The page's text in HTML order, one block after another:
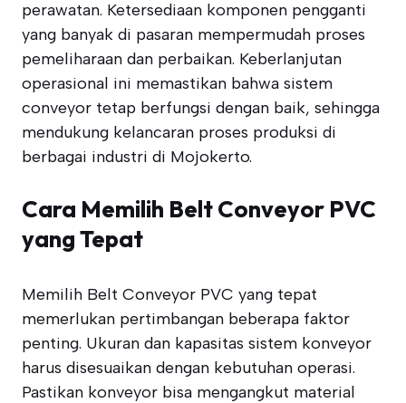
perawatan. Ketersediaan komponen pengganti
yang banyak di pasaran mempermudah proses
pemeliharaan dan perbaikan. Keberlanjutan
operasional ini memastikan bahwa sistem
conveyor tetap berfungsi dengan baik, sehingga
mendukung kelancaran proses produksi di
berbagai industri di Mojokerto.
Cara Memilih Belt Conveyor PVC
yang Tepat
Memilih Belt Conveyor PVC yang tepat
memerlukan pertimbangan beberapa faktor
penting. Ukuran dan kapasitas sistem konveyor
harus disesuaikan dengan kebutuhan operasi.
Pastikan konveyor bisa mengangkut material